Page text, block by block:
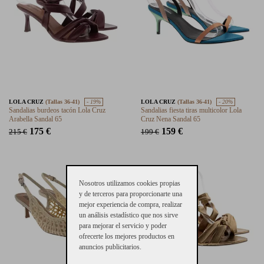
LOLA CRUZ (Tallas 36-41) - 19%
Sandalias burdeos tacón Lola Cruz
Arabella Sandal 65
215 € 175 €
LOLA CRUZ (Tallas 36-41) - 20%
Sandalias fiesta tiras multicolor Lola
Cruz Nena Sandal 65
199 € 159 €
Nosotros utilizamos cookies propias
y de terceros para proporcionarte una
mejor experiencia de compra, realizar
un análisis estadístico que nos sirve
para mejorar el servicio y poder
ofrecerte los mejores productos en
anuncios publicitarios.